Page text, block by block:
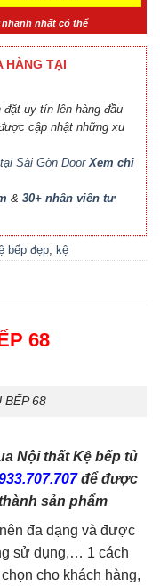
nhất có thể
HÀNG TẠI
đặt uy tín lên hàng đầu
cập nhật những xu
Sài Gòn DoorXem chi
& 30+ nhân viên tư
bếp đẹp, kệ
68
BẾP 68
Nội thất Kệ bếp tủ
để được
sản phẩm
đa dạng và được
sử dụng,… 1 cách
cho khách hàng,